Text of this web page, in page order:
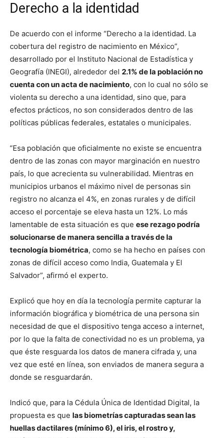
Derecho a la identidad
De acuerdo con el informe “Derecho a la identidad. La
cobertura del registro de nacimiento en México”,
desarrollado por el Instituto Nacional de Estadística y
Geografía (INEGI), alrededor del 2.1% de la población no
cuenta con un acta de nacimiento, con lo cual no sólo se
violenta su derecho a una identidad, sino que, para
efectos prácticos, no son considerados dentro de las
políticas públicas federales, estatales o municipales.
“Esa población que oficialmente no existe se encuentra
dentro de las zonas con mayor marginación en nuestro
país, lo que acrecienta su vulnerabilidad. Mientras en
municipios urbanos el máximo nivel de personas sin
registro no alcanza el 4%, en zonas rurales y de difícil
acceso el porcentaje se eleva hasta un 12%. Lo más
lamentable de esta situación es que ese rezago podría
solucionarse de manera sencilla a través de la
tecnología biométrica, como se ha hecho en países con
zonas de difícil acceso como India, Guatemala y El
Salvador”, afirmó el experto.
Explicó que hoy en día la tecnología permite capturar la
información biográfica y biométrica de una persona sin
necesidad de que el dispositivo tenga acceso a internet,
por lo que la falta de conectividad no es un problema, ya
que éste resguarda los datos de manera cifrada y, una
vez que esté en línea, son enviados de manera segura a
donde se resguardarán.
Indicó que, para la Cédula Única de Identidad Digital, la
propuesta es que las biometrías capturadas sean las
huellas dactilares (mínimo 6), el iris, el rostro y,